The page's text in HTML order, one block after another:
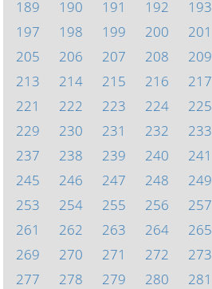
189
190 191 192 193
197
198 199 200 201
205
206 207 208 209
213
214 215 216 217
221
222 223 224 225
229
230 231 232 233
237
238 239 240 241
245
246 247 248 249
253
254 255 256 257
261
262 263 264 265
269
270 271 272 273
277
278 279 280 281